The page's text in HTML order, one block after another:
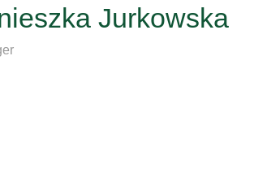
Jurkowska